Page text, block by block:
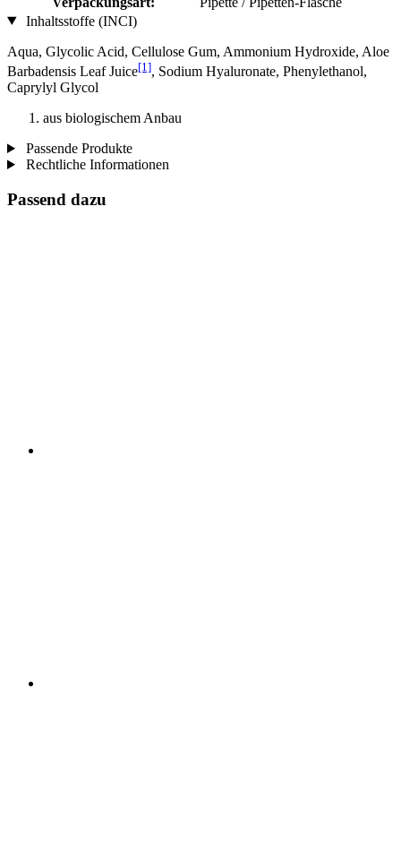
Inhaltsstoffe (INCI)
Aqua, Glycolic Acid, Cellulose Gum, Ammonium Hydroxide, Aloe
Barbadensis Leaf Juice[1], Sodium Hyaluronate, Phenylethanol,
Caprylyl Glycol
aus biologischem Anbau
Passende Produkte
Rechtliche Informationen
Passend dazu